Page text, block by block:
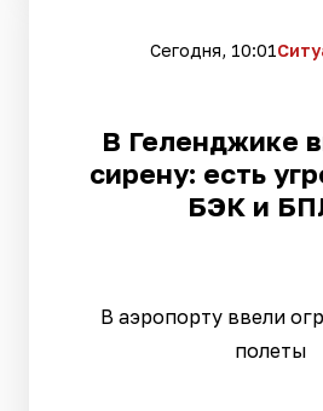
Сегодня, 10:01
В Геленджике
сирену: есть
БЭК и
В аэропорту ввели
полеты